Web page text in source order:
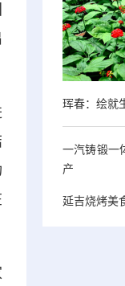
珲春：绘就
一汽铸锻一
产
延吉烧烤美